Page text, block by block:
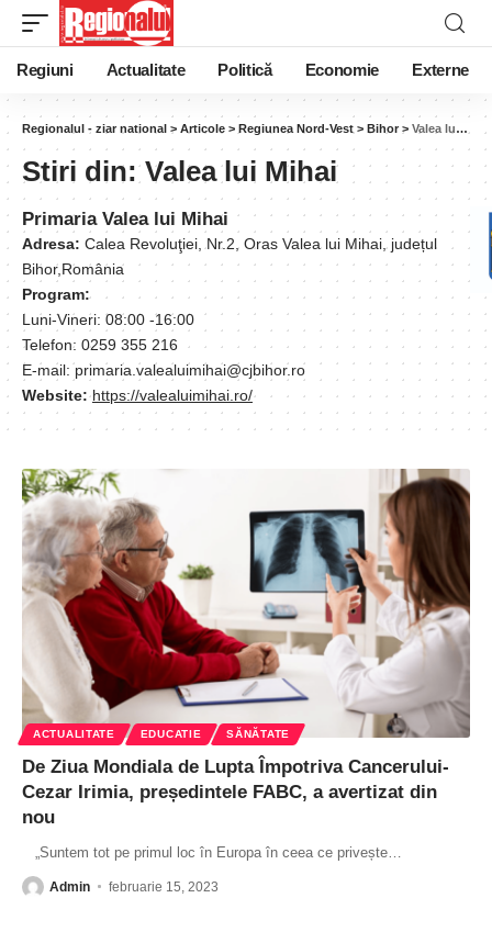
Regiuni Actualitate Politică Economie Externe
Regionalul - ziar national > Articole > Regiunea Nord-Vest > Bihor > Valea lui Mihai
Stiri din:Valea lui Mihai
Primaria Valea lui Mihai
Adresa: Calea Revoluţiei, Nr.2, Oras Valea lui Mihai, județul
Bihor,România
Program:
Luni-Vineri: 08:00 -16:00
Telefon: 0259 355 216
E-mail: primaria.valealuimihai@cjbihor.ro
Website: https://valealuimihai.ro/
ACTUALITATE EDUCATIE SĂNĂTATE
De Ziua Mondiala de Lupta Împotriva Cancerului-
Cezar Irimia, președintele FABC, a avertizat din
nou
„Suntem tot pe primul loc în Europa în ceea ce privește
Admin februarie 15, 2023